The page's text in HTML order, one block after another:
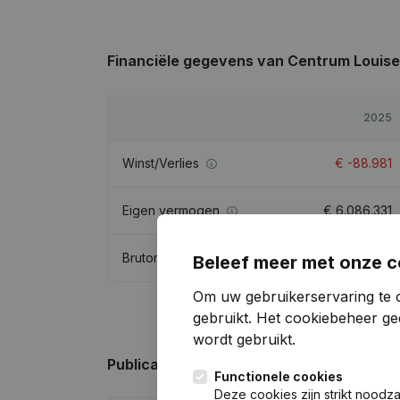
Financiële gegevens van Centrum
2025
Winst/Verlies € -88.981
Eigen vermogen € 6.086.331
Brutomarge €-74.540
Publicaties
Beleef meer met onze
Om uw gebruikerservaring te
gebruikt. Het cookiebeheer
wordt gebruikt.
Functionele cookies
Deze cookies zijn strikt